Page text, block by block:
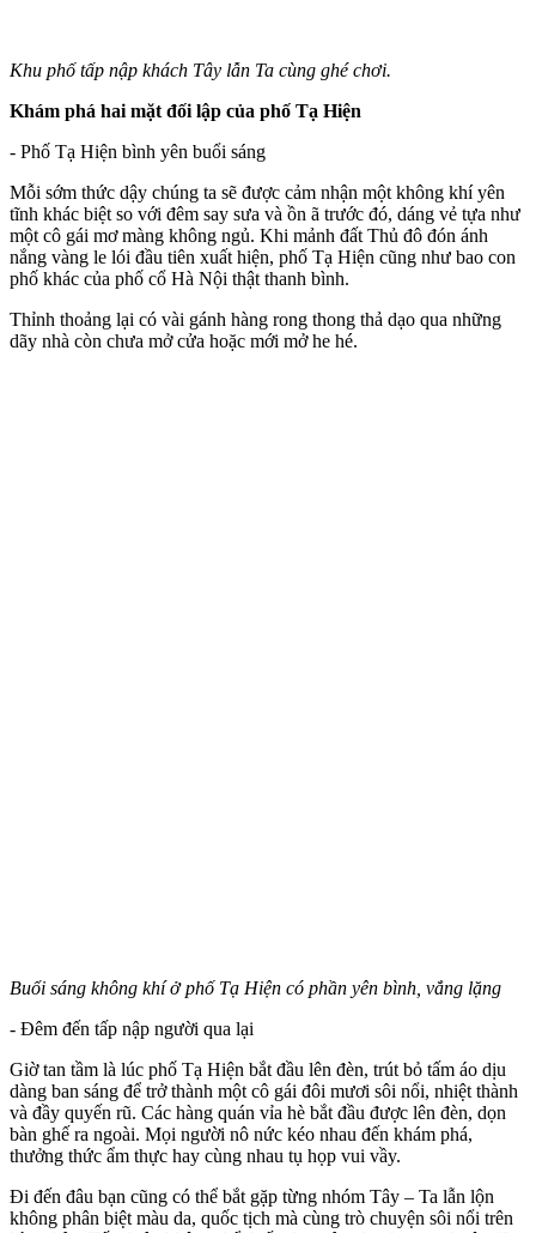
Khu phố tấp nập khách Tây lẫn Ta cùng ghé chơi.
Khám phá hai mặt đối lập của phố Tạ Hiện
- Phố Tạ Hiện bình yên buổi sáng
Mỗi sớm thức dậy chúng ta sẽ được cảm nhận một không khí yên
tĩnh khác biệt so với đêm say sưa và ồn ã trước đó, dáng vẻ tựa như
một cô gái mơ màng không ngủ. Khi mảnh đất Thủ đô đón ánh
nắng vàng le lói đầu tiên xuất hiện, phố Tạ Hiện cũng như bao con
phố khác của phố cổ Hà Nội thật thanh bình.
Thỉnh thoảng lại có vài gánh hàng rong thong thả dạo qua những
dãy nhà còn chưa mở cửa hoặc mới mở he hé.
Buổi sáng không khí ở phố Tạ Hiện có phần yên bình, vắng lặng
- Đêm đến tấp nập người qua lại
Giờ tan tầm là lúc phố Tạ Hiện bắt đầu lên đèn, trút bỏ tấm áo dịu
dàng ban sáng để trở thành một cô gái đôi mươi sôi nổi, nhiệt thành
và đầy quyến rũ. Các hàng quán vỉa hè bắt đầu được lên đèn, dọn
bàn ghế ra ngoài. Mọi người nô nức kéo nhau đến khám phá,
thưởng thức ẩm thực hay cùng nhau tụ họp vui vầy.
Đi đến đâu bạn cũng có thể bắt gặp từng nhóm Tây – Ta lẫn lộn
không phân biệt màu da, quốc tịch mà cùng trò chuyện sôi nổi trên